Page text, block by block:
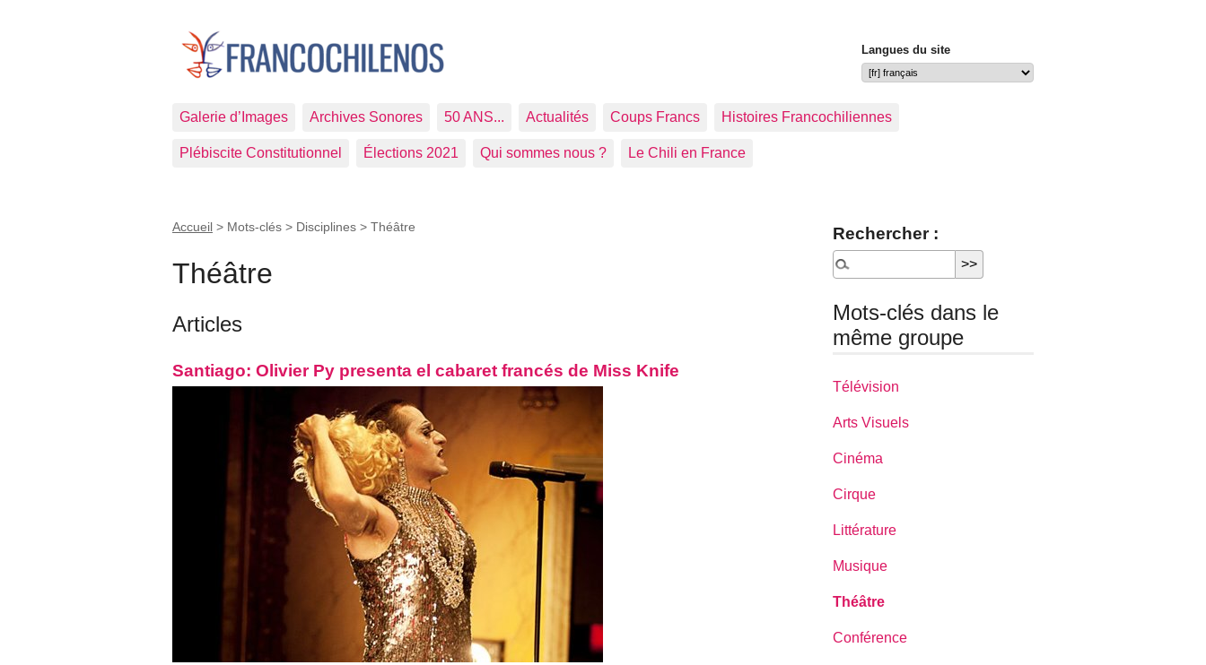
Langues du site
Galerie d’Images Archives Sonores 50 ANS... Actualités Coups Francs Histoires Francochiliennes
Plébiscite Constitutionnel Élections 2021 Qui sommes nous ? Le Chili en France
Accueil > Mots-clés > Disciplines > Théâtre
Théâtre
Articles
Santiago: Olivier Py presenta el cabaret francés de Miss Knife
Rechercher :
Mots-clés dans le
même groupe
Télévision
Arts Visuels
Cinéma
Cirque
Littérature
Musique
Théâtre
Conférence